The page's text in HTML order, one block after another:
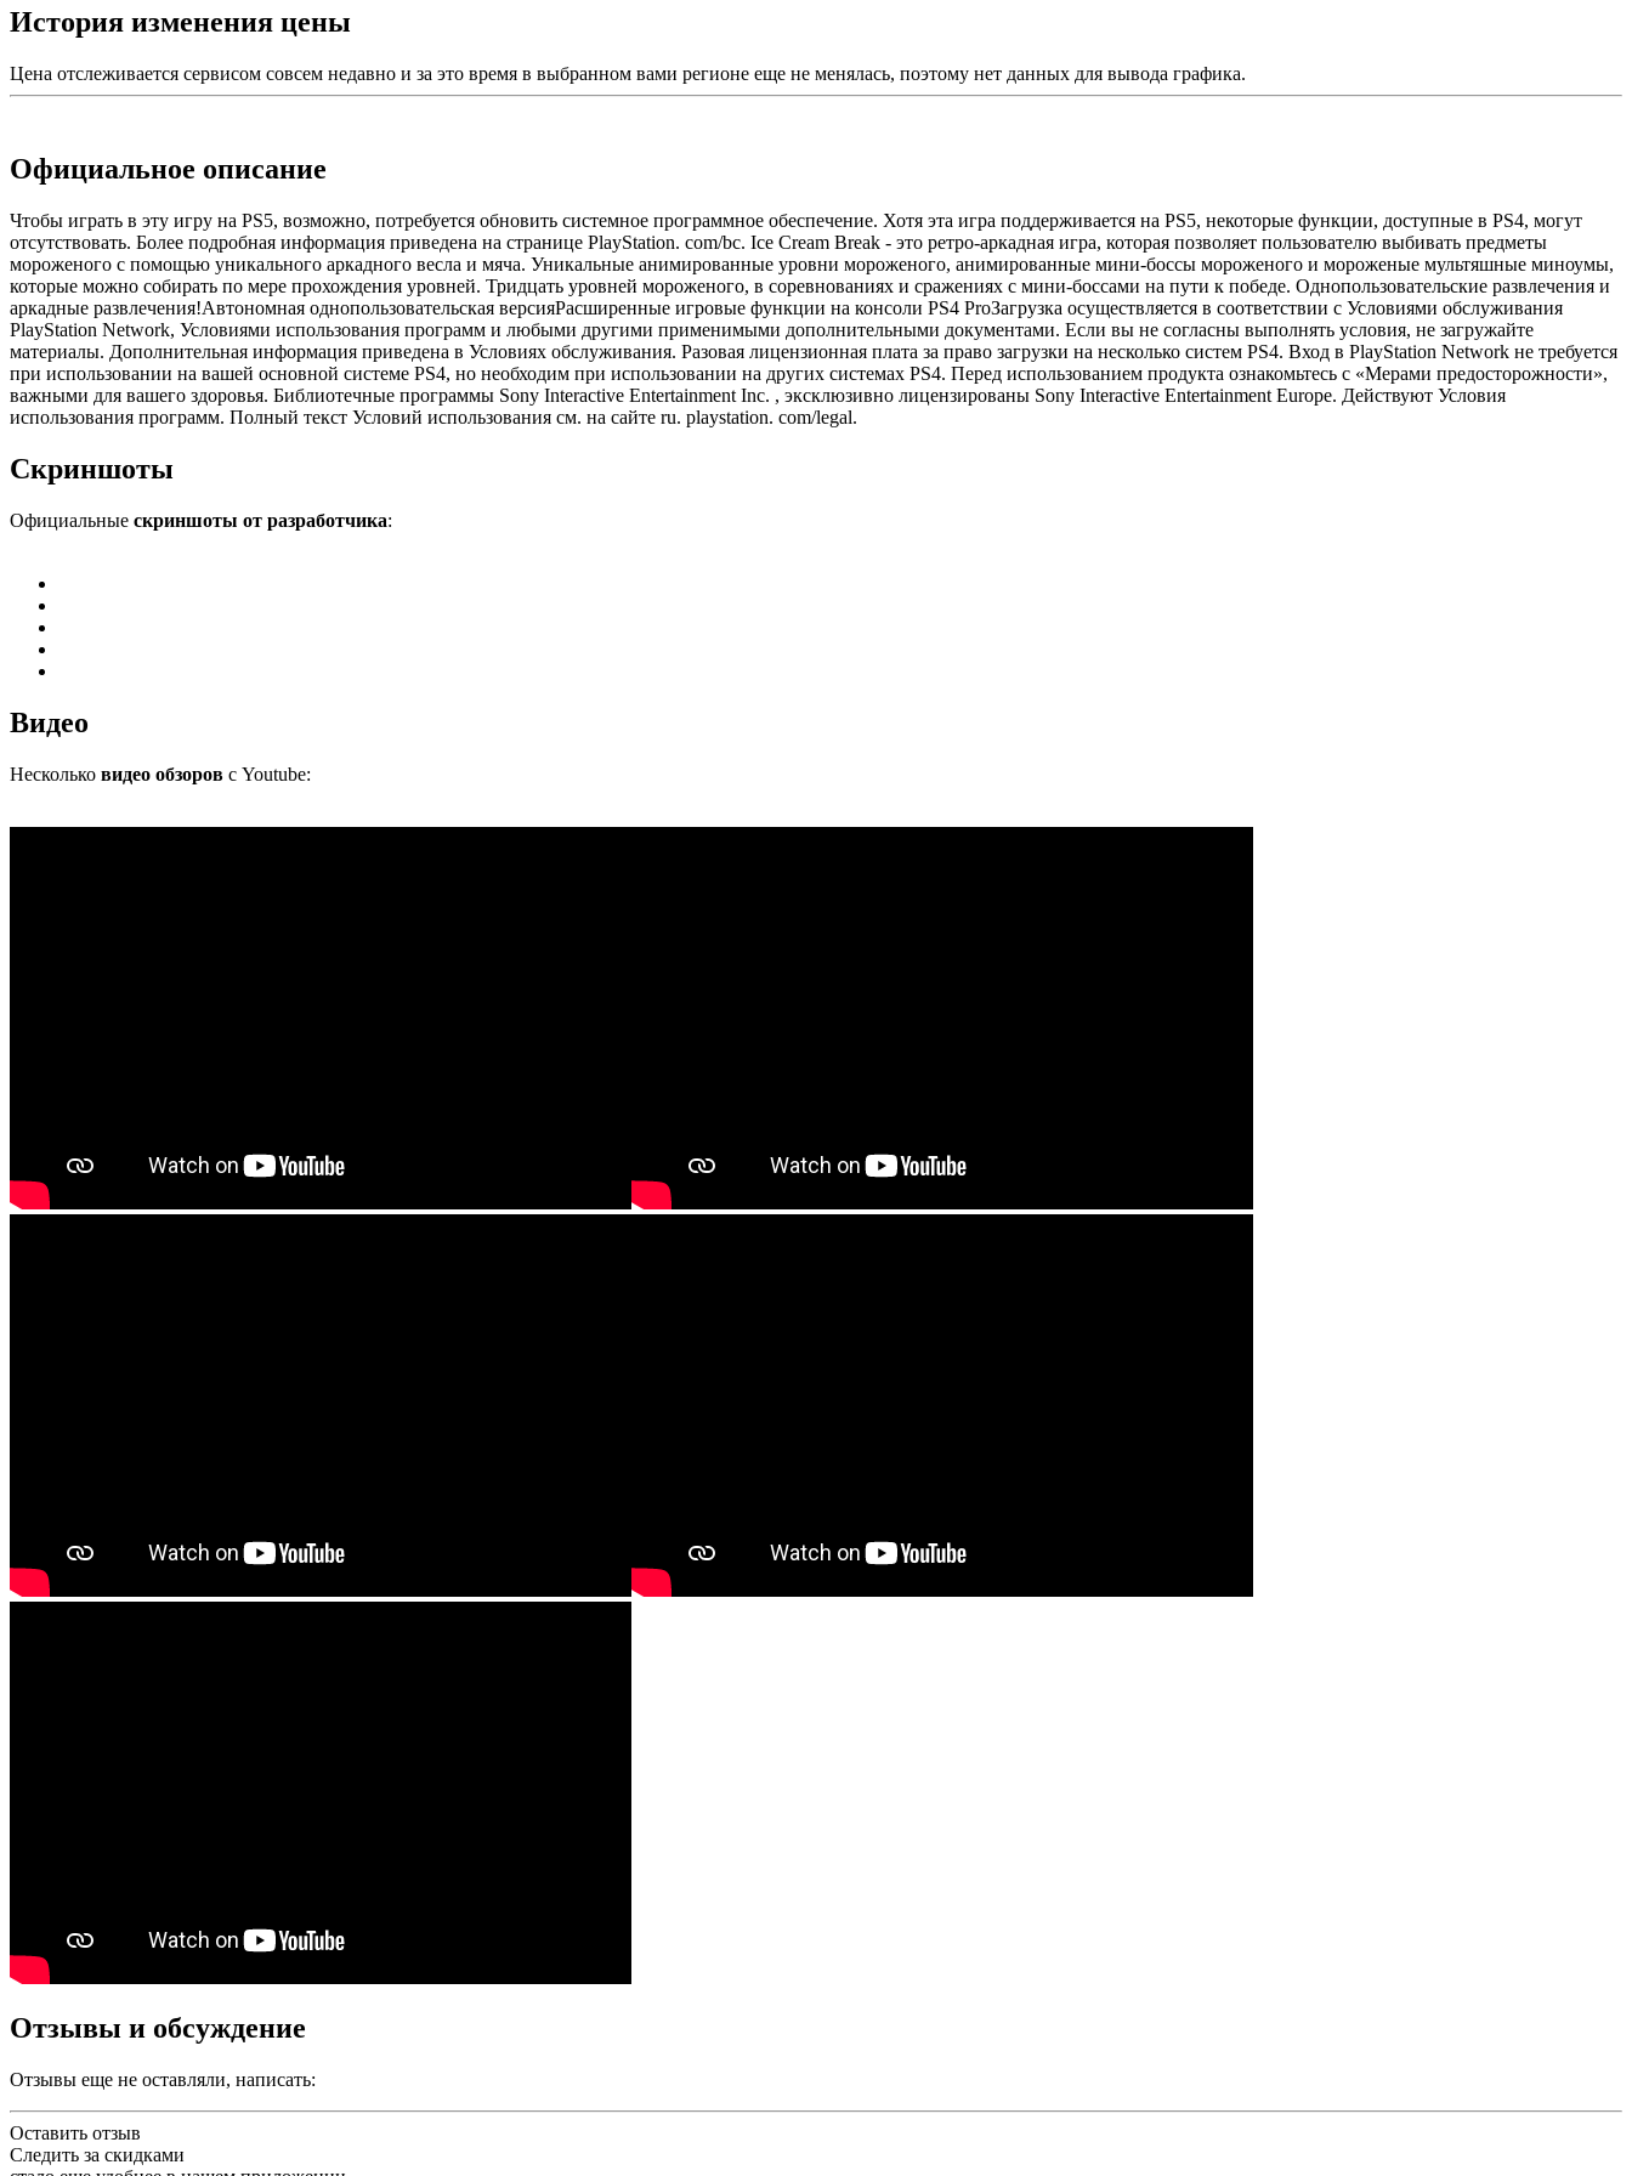
История изменения цены
Цена отслеживается сервисом совсем недавно и за это время в выбранном вами регионе еще не менялась, поэтому нет данных для вывода графика.
Официальное описание
Чтобы играть в эту игру на PS5, возможно, потребуется обновить системное программное обеспечение. Хотя эта игра поддерживается на PS5, некоторые функции, доступные в PS4, могут
отсутствовать. Более подробная информация приведена на странице PlayStation. com/bc. Ice Cream Break - это ретро-аркадная игра, которая позволяет пользователю выбивать предметы
мороженого с помощью уникального аркадного весла и мяча. Уникальные анимированные уровни мороженого, анимированные мини-боссы мороженого и мороженые мультяшные миноумы,
которые можно собирать по мере прохождения уровней. Тридцать уровней мороженого, в соревнованиях и сражениях с мини-боссами на пути к победе. Однопользовательские развлечения и
аркадные развлечения!Автономная однопользовательская версияРасширенные игровые функции на консоли PS4 ProЗагрузка осуществляется в соответствии с Условиями обслуживания
PlayStation Network, Условиями использования программ и любыми другими применимыми дополнительными документами. Если вы не согласны выполнять условия, не загружайте
материалы. Дополнительная информация приведена в Условиях обслуживания. Разовая лицензионная плата за право загрузки на несколько систем PS4. Вход в PlayStation Network не требуется
при использовании на вашей основной системе PS4, но необходим при использовании на других системах PS4. Перед использованием продукта ознакомьтесь с «Мерами предосторожности»,
важными для вашего здоровья. Библиотечные программы Sony Interactive Entertainment Inc. , эксклюзивно лицензированы Sony Interactive Entertainment Europe. Действуют Условия
использования программ. Полный текст Условий использования см. на сайте ru. playstation. com/legal.
Скриншоты
Официальные скриншоты от разработчика:
Видео
Несколько видео обзоров с Youtube:
Отзывы и обсуждение
Отзывы еще не оставляли, написать:
Оставить отзыв
Следить за скидками